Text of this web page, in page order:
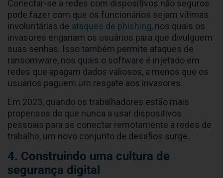
Conectar-se a redes com dispositivos não seguros
pode fazer com que os funcionários sejam vítimas
involuntárias de ataques de phishing, nos quais os
invasores enganam os usuários para que divulguem
suas senhas. Isso também permite ataques de
ransomware, nos quais o software é injetado em
redes que apagam dados valiosos, a menos que os
usuários paguem um resgate aos invasores.
Em 2023, quando os trabalhadores estão mais
propensos do que nunca a usar dispositivos
pessoais para se conectar remotamente a redes de
trabalho, um novo conjunto de desafios surge.
4. Construindo uma cultura de
segurança digital